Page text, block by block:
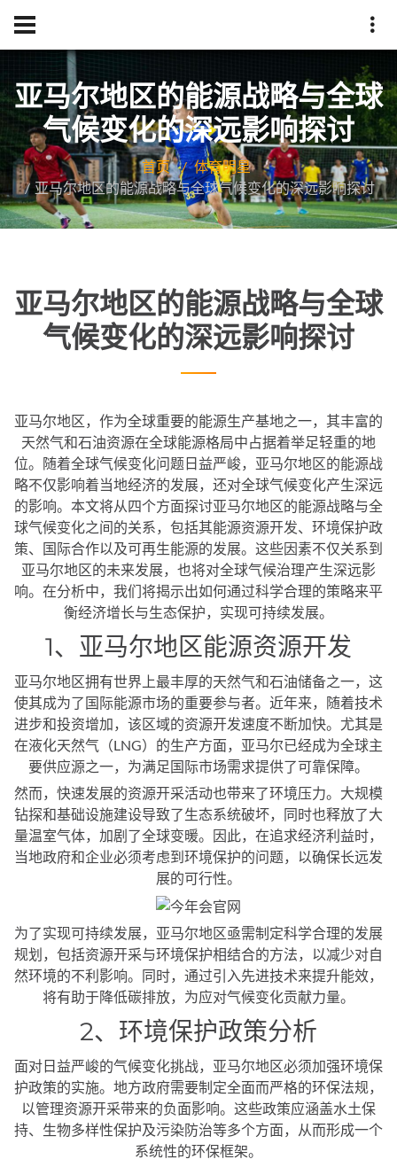
亚马尔地区的能源战略与全球
气候变化的深远影响探讨
首页
体育明星
亚马尔地区的能源战略与全球气候变化的深远影响探讨
亚马尔地区的能源战略与全球
气候变化的深远影响探讨
亚马尔地区，作为全球重要的能源生产基地之一，其丰富的
天然气和石油资源在全球能源格局中占据着举足轻重的地
位。随着全球气候变化问题日益严峻，亚马尔地区的能源战
略不仅影响着当地经济的发展，还对全球气候变化产生深远
的影响。本文将从四个方面探讨亚马尔地区的能源战略与全
球气候变化之间的关系，包括其能源资源开发、环境保护政
策、国际合作以及可再生能源的发展。这些因素不仅关系到
亚马尔地区的未来发展，也将对全球气候治理产生深远影
响。在分析中，我们将揭示出如何通过科学合理的策略来平
衡经济增长与生态保护，实现可持续发展。
1、亚马尔地区能源资源开发
亚马尔地区拥有世界上最丰厚的天然气和石油储备之一，这
使其成为了国际能源市场的重要参与者。近年来，随着技术
进步和投资增加，该区域的资源开发速度不断加快。尤其是
在液化天然气（LNG）的生产方面，亚马尔已经成为全球主
要供应源之一，为满足国际市场需求提供了可靠保障。
然而，快速发展的资源开采活动也带来了环境压力。大规模
钻探和基础设施建设导致了生态系统破坏，同时也释放了大
量温室气体，加剧了全球变暖。因此，在追求经济利益时，
当地政府和企业必须考虑到环境保护的问题，以确保长远发
展的可行性。
为了实现可持续发展，亚马尔地区亟需制定科学合理的发展
规划，包括资源开采与环境保护相结合的方法，以减少对自
然环境的不利影响。同时，通过引入先进技术来提升能效，
将有助于降低碳排放，为应对气候变化贡献力量。
2、环境保护政策分析
面对日益严峻的气候变化挑战，亚马尔地区必须加强环境保
护政策的实施。地方政府需要制定全面而严格的环保法规，
以管理资源开采带来的负面影响。这些政策应涵盖水土保
持、生物多样性保护及污染防治等多个方面，从而形成一个
系统性的环保框架。